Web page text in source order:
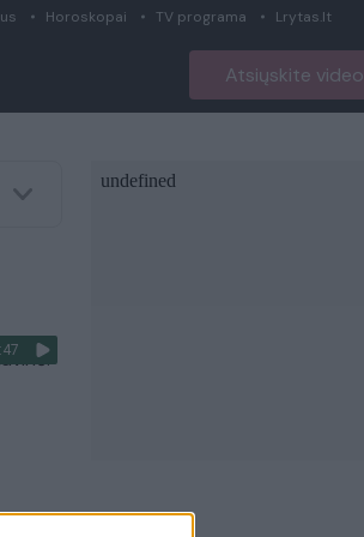
Horoskopai TV programa Lrytas.lt
Atsiųskite video